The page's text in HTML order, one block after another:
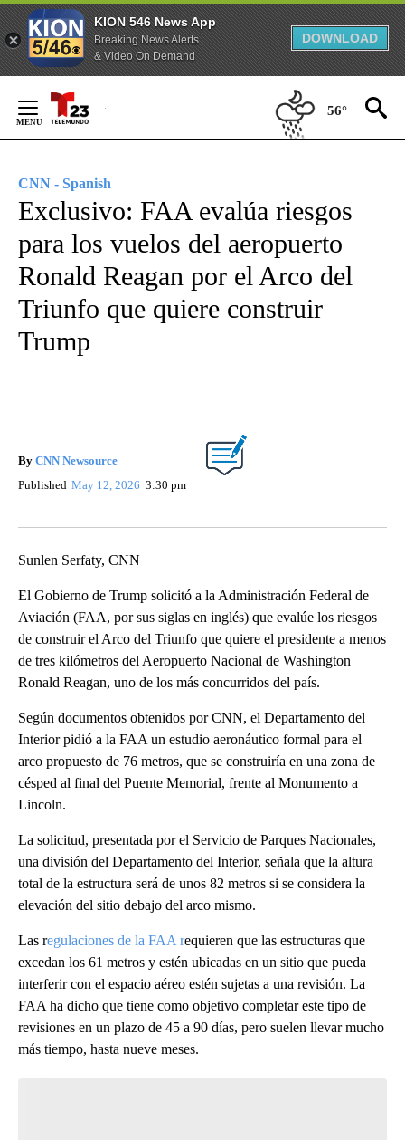
KION 546 News App
Breaking News Alerts
& Video On Demand
DOWNLOAD
Content
56°
CNN - Spanish
Exclusivo: FAA evalúa riesgos
para los vuelos del aeropuerto
Ronald Reagan por el Arco del
Triunfo que quiere construir
Trump
By CNN Newsource
Published May 12, 2026 3:30 pm
Sunlen Serfaty, CNN
El Gobierno de Trump solicitó a la Administración Federal de
Aviación (FAA, por sus siglas en inglés) que evalúe los riesgos
de construir el Arco del Triunfo que quiere el presidente a menos
de tres kilómetros del Aeropuerto Nacional de Washington
Ronald Reagan, uno de los más concurridos del país.
Según documentos obtenidos por CNN, el Departamento del
Interior pidió a la FAA un estudio aeronáutico formal para el
arco propuesto de 76 metros, que se construiría en una zona de
césped al final del Puente Memorial, frente al Monumento a
Lincoln.
La solicitud, presentada por el Servicio de Parques Nacionales,
una división del Departamento del Interior, señala que la altura
total de la estructura será de unos 82 metros si se considera la
elevación del sitio debajo del arco mismo.
Las regulaciones de la FAA requieren que las estructuras que
excedan los 61 metros y estén ubicadas en un sitio que pueda
interferir con el espacio aéreo estén sujetas a una revisión. La
FAA ha dicho que tiene como objetivo completar este tipo de
revisiones en un plazo de 45 a 90 días, pero suelen llevar mucho
más tiempo, hasta nueve meses.